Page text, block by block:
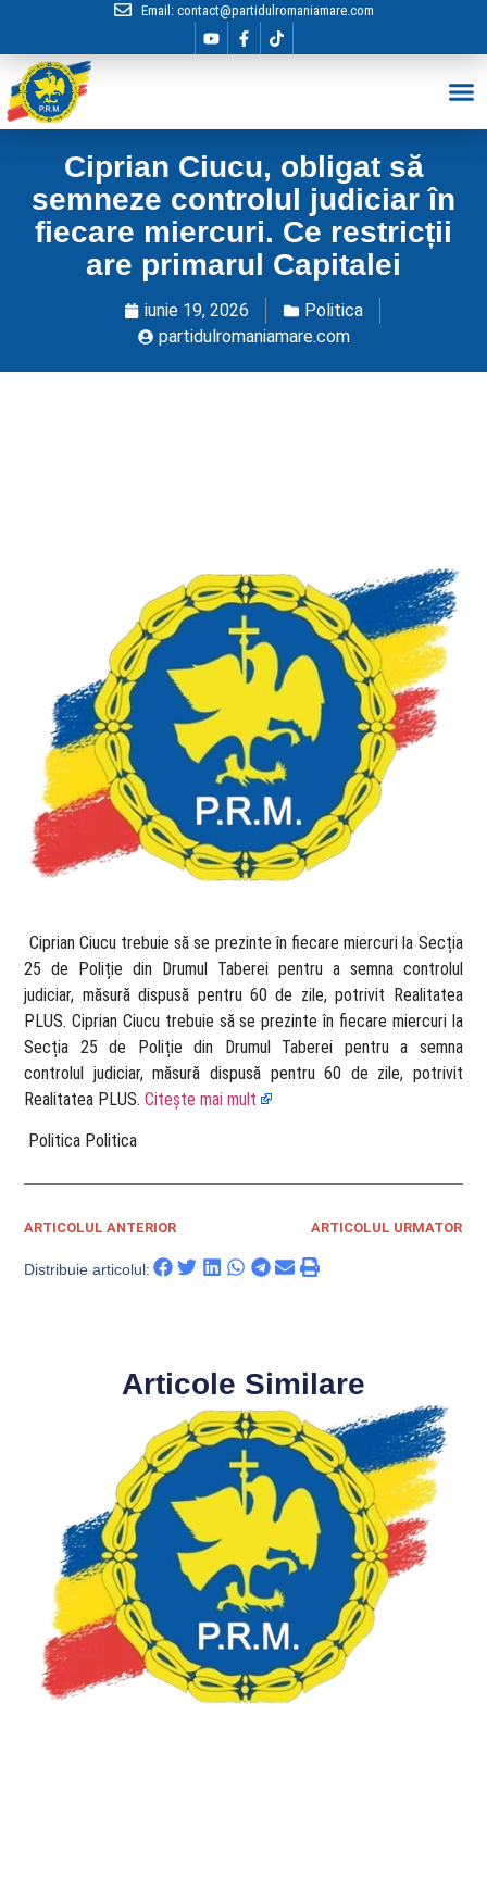
Email: contact@partidulromaniamare.com
Ciprian Ciucu, obligat să
semneze controlul judiciar în
fiecare miercuri. Ce restricții
are primarul Capitalei
iunie 19, 2026
Politica
partidulromaniamare.com
​ Ciprian Ciucu trebuie să se prezinte în fiecare miercuri la Secția
25 de Poliție din Drumul Taberei pentru a semna controlul
judiciar, măsură dispusă pentru 60 de zile, potrivit Realitatea
PLUS. Ciprian Ciucu trebuie să se prezinte în fiecare miercuri la
Secția 25 de Poliție din Drumul Taberei pentru a semna
controlul judiciar, măsură dispusă pentru 60 de zile, potrivit
Realitatea PLUS.Citește mai mult
​ Politica Politica
ARTICOLUL ANTERIOR ARTICOLUL URMATOR
Distribuie articolul:
Articole Similare